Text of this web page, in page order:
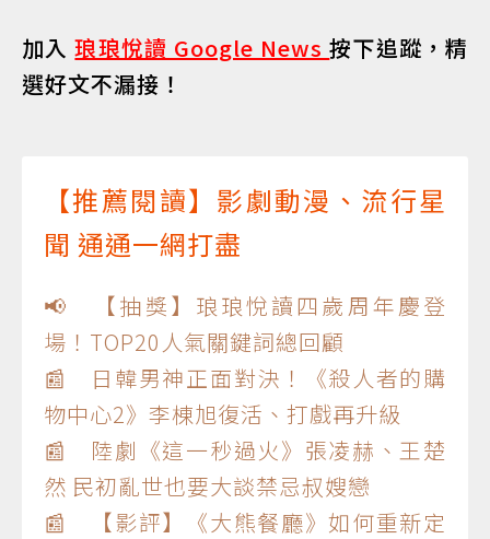
加入琅琅悅讀 Google News按下追蹤，精
選好文不漏接！
【推薦閱讀】影劇動漫、流行星
聞 通通一網打盡
📢 【抽獎】琅琅悅讀四歲周年慶登
場！TOP20人氣關鍵詞總回顧
📰 日韓男神正面對決！《殺人者的購
物中心2》李棟旭復活、打戲再升級
📰 陸劇《這一秒過火》張凌赫、王楚
然 民初亂世也要大談禁忌叔嫂戀
📰 【影評】《大熊餐廳》如何重新定